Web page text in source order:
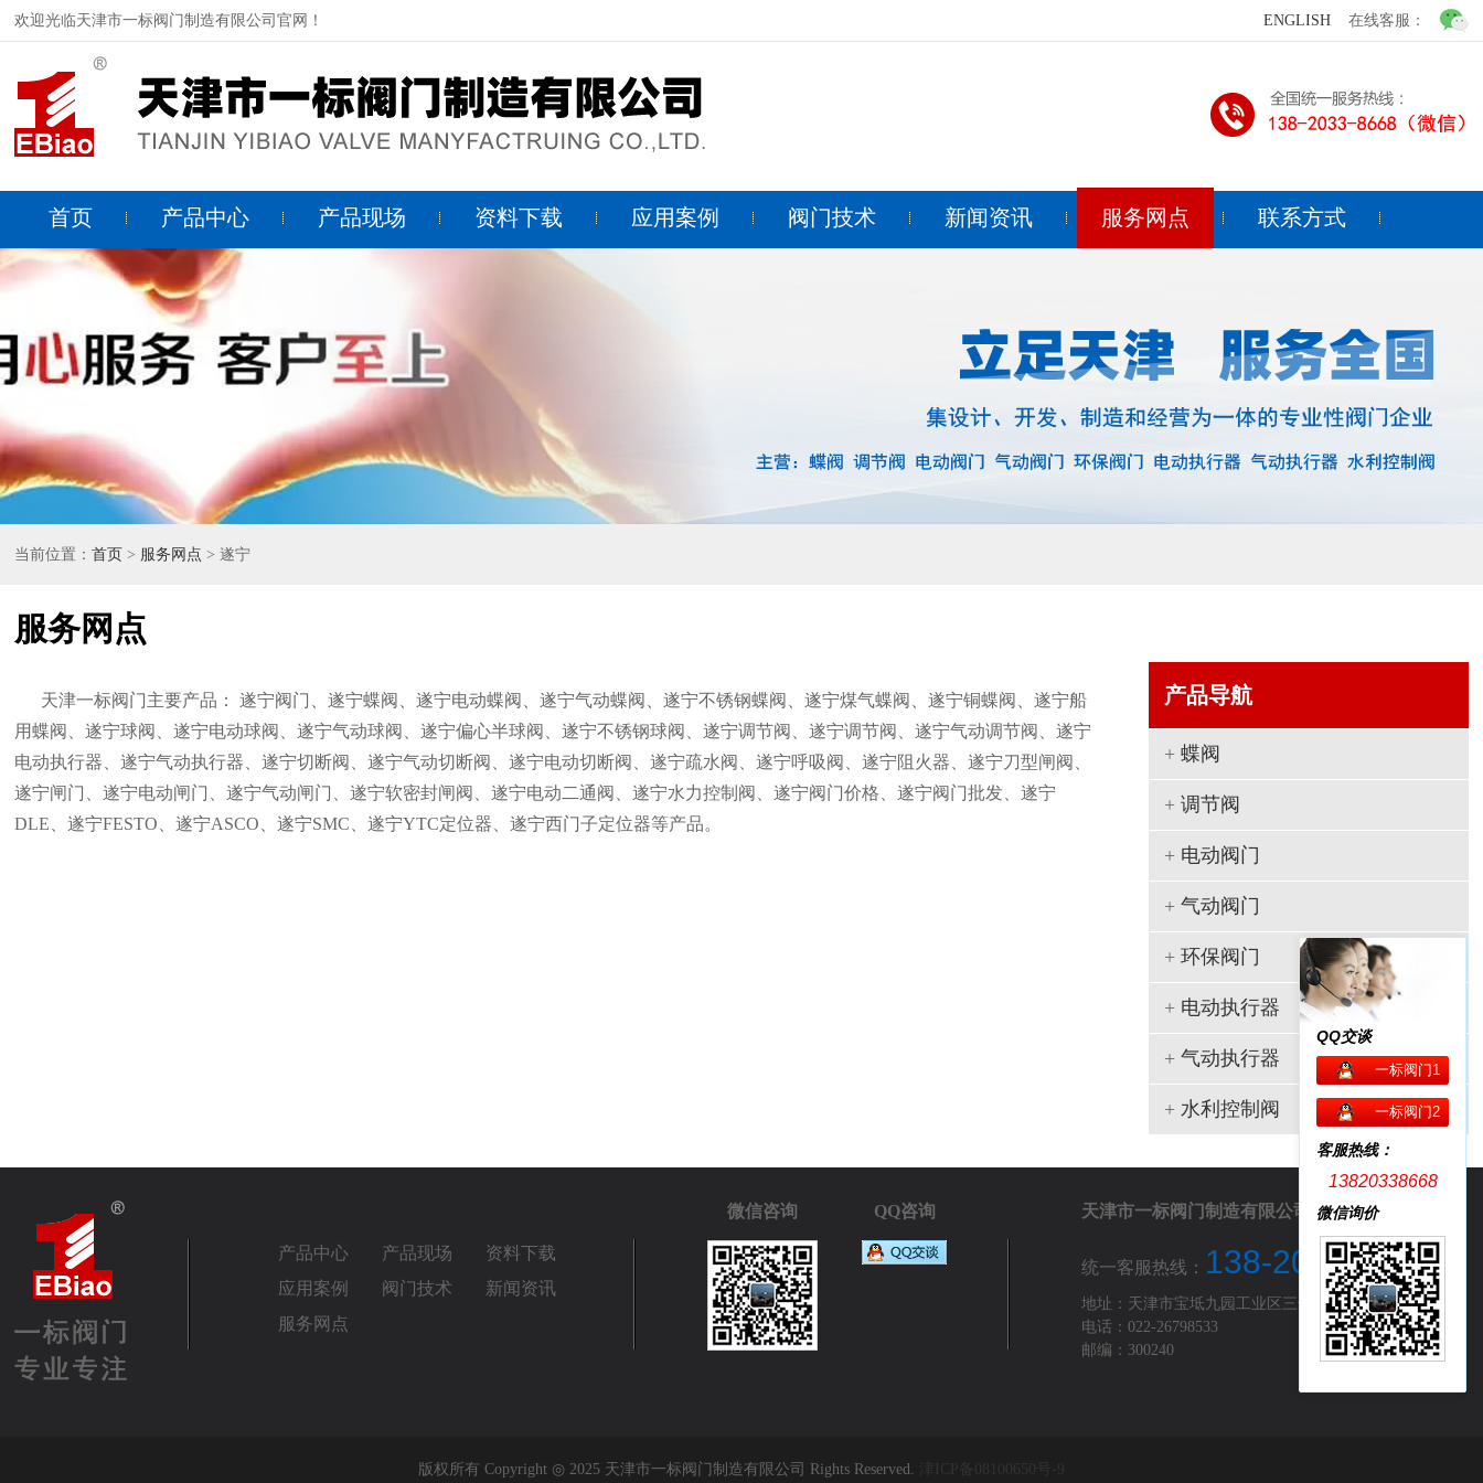
欢迎光临天津市一标阀门制造有限公司官网！ ENGLISH 在线客服：
首页 产品中心 产品现场 资料下载 应用案例 阀门技术 新闻资讯 服务网点 联系方式
当前位置：首页 > 服务网点 > 遂宁
服务网点
天津一标阀门主要产品： 遂宁阀门、遂宁蝶阀、遂宁电动蝶阀、遂宁气动蝶阀、遂宁不锈钢蝶阀、遂宁煤气蝶阀、遂宁铜蝶阀、遂宁船
用蝶阀、遂宁球阀、遂宁电动球阀、遂宁气动球阀、遂宁偏心半球阀、遂宁不锈钢球阀、遂宁调节阀、遂宁调节阀、遂宁气动调节阀、遂宁
电动执行器、遂宁气动执行器、遂宁切断阀、遂宁气动切断阀、遂宁电动切断阀、遂宁疏水阀、遂宁呼吸阀、遂宁阻火器、遂宁刀型闸阀、
遂宁闸门、遂宁电动闸门、遂宁气动闸门、遂宁软密封闸阀、遂宁电动二通阀、遂宁水力控制阀、遂宁阀门价格、遂宁阀门批发、遂宁
DLE、遂宁FESTO、遂宁ASCO、遂宁SMC、遂宁YTC定位器、遂宁西门子定位器等产品。
产品导航
+蝶阀
+调节阀
+ 电动阀门
+气动阀门
+环保阀门
+ 电动执行器
+气动执行器
+水利控制阀
产品中心 产品现场
资料下载
应用案例
阀门技术
新闻资讯
服务网点
微信咨询 QQ咨询 天津市一标阀门制造有限公司
统一客服热线： 138-2033-8668
地址：天津市宝坻九园工业区三号路
电话：022-26798533
邮编：300240
版权所有 Copyright ◎ 2025 天津市一标阀门制造有限公司 Rights Reserved.
QQ交谈
一标阀门1
一标阀门2
客服热线：
13820338668
微信询价